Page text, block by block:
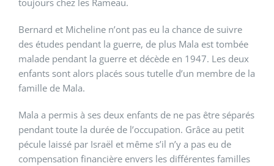
toujours chez les Rameau.
Bernard et Micheline n’ont pas eu la chance de suivre
des études pendant la guerre, de plus Mala est tombée
malade pendant la guerre et décède en 1947. Les deux
enfants sont alors placés sous tutelle d’un membre de la
famille de Mala.
Mala a permis à ses deux enfants de ne pas être séparés
pendant toute la durée de l’occupation. Grâce au petit
pécule laissé par Israël et même s’il n’y a pas eu de
compensation financière envers les différentes familles